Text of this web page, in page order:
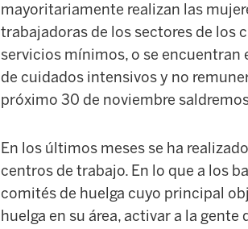
mayoritariamente realizan las
trabajadoras de los sectores de los
servicios mínimos, o se
de cuidados intensivos y no
próximo 30 de noviembre
En los últimos meses se ha
centros de trabajo. En lo que a los
comités de huelga cuyo principal
huelga en su área, activar a la